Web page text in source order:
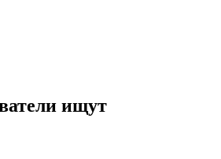
ищут